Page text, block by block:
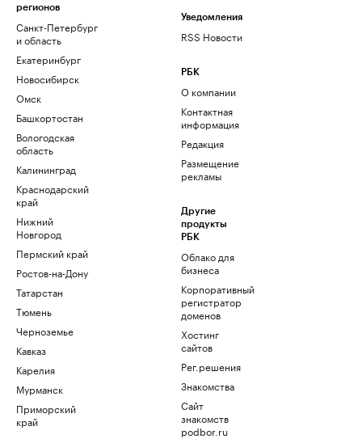
регионов
Санкт-Петербург
и область
Екатеринбург
Новосибирск
Омск
Башкортостан
Вологодская
область
Калининград
Краснодарский
край
Нижний
Новгород
Пермский край
Ростов-на-Дону
Татарстан
Тюмень
Черноземье
Кавказ
Карелия
Мурманск
Приморский
край
Уведомления
RSS Новости
РБК
О компании
Контактная
информация
Редакция
Размещение
рекламы
Другие
продукты
РБК
Облако для
бизнеса
Корпоративный
регистратор
доменов
Хостинг
сайтов
Рег.решения
Знакомства
Сайт
знакомств
podbor.ru